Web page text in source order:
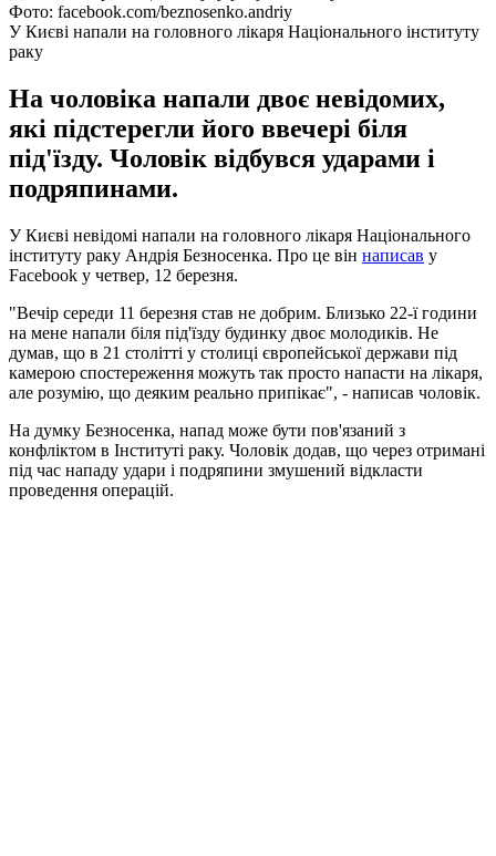
Фото: facebook.com/beznosenko.andriy
У Києві напали на головного лікаря Національного інституту
раку
На чоловіка напали двоє невідомих,
які підстерегли його ввечері біля
під'їзду. Чоловік відбувся ударами і
подряпинами.
У Києві невідомі напали на головного лікаря Національного
інституту раку Андрія Безносенка. Про це він написав у
Facebook у четвер, 12 березня.
"Вечір середи 11 березня став не добрим. Близько 22-ї години
на мене напали біля під'їзду будинку двоє молодиків. Не
думав, що в 21 столітті у столиці європейської держави під
камерою спостереження можуть так просто напасти на лікаря,
але розумію, що деяким реально припікає", - написав чоловік.
На думку Безносенка, напад може бути пов'язаний з
конфліктом в Інституті раку. Чоловік додав, що через отримані
під час нападу удари і подряпини змушений відкласти
проведення операцій.